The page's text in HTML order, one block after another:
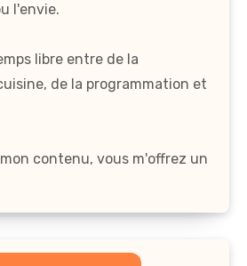
l'envie.
libre entre de la
de la programmation et
contenu, vous m'offrez un